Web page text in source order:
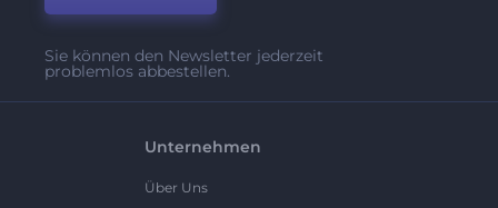
Sie können den Newsletter jederzeit
problemlos abbestellen.
Unternehmen
Über Uns